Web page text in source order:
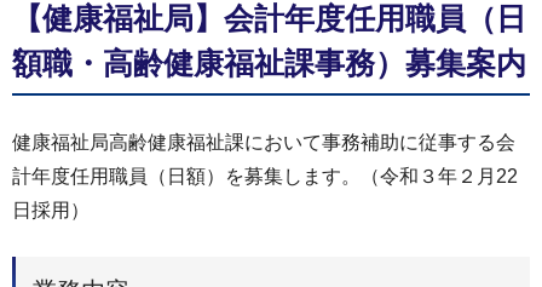
【健康福祉局】会計年度任⽤職員（⽇
額職・⾼齢健康福祉課事務）募集案内
健康福祉局高齢健康福祉課において事務補助に従事する会
計年度任用職員（日額）を募集します。（令和３年２月22
日採用）